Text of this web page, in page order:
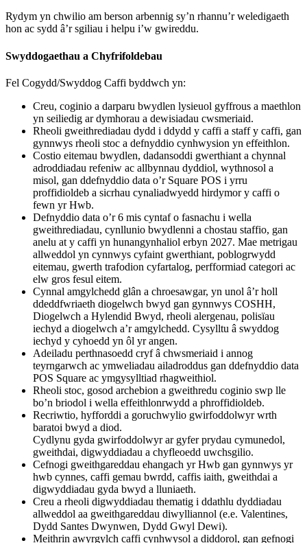
Rydym yn chwilio am berson arbennig sy’n rhannu’r weledigaeth
hon ac sydd â’r sgiliau i helpu i’w gwireddu.
Swyddogaethau a Chyfrifoldebau
Fel Cogydd/Swyddog Caffi byddwch yn:
Creu, coginio a darparu bwydlen lysieuol gyffrous a maethlon
yn seiliedig ar dymhorau a dewisiadau cwsmeriaid.
Rheoli gweithrediadau dydd i ddydd y caffi a staff y caffi, gan
gynnwys rheoli stoc a defnyddio cynhwysion yn effeithlon.
Costio eitemau bwydlen, dadansoddi gwerthiant a chynnal
adroddiadau refeniw ac allbynnau dyddiol, wythnosol a
misol, gan ddefnyddio data o’r Square POS i yrru
proffidioldeb a sicrhau cynaliadwyedd hirdymor y caffi o
fewn yr Hwb.
Defnyddio data o’r 6 mis cyntaf o fasnachu i wella
gweithrediadau, cynllunio bwydlenni a chostau staffio, gan
anelu at y caffi yn hunangynhaliol erbyn 2027. Mae metrigau
allweddol yn cynnwys cyfaint gwerthiant, poblogrwydd
eitemau, gwerth trafodion cyfartalog, perfformiad categori ac
elw gros fesul eitem.
Cynnal amgylchedd glân a chroesawgar, yn unol â’r holl
ddeddfwriaeth diogelwch bwyd gan gynnwys COSHH,
Diogelwch a Hylendid Bwyd, rheoli alergenau, polisïau
iechyd a diogelwch a’r amgylchedd. Cysylltu â swyddog
iechyd y cyhoedd yn ôl yr angen.
Adeiladu perthnasoedd cryf â chwsmeriaid i annog
teyrngarwch ac ymweliadau ailadroddus gan ddefnyddio data
POS Square ac ymgysylltiad rhagweithiol.
Rheoli stoc, gosod archebion a gweithredu coginio swp lle
bo’n briodol i wella effeithlonrwydd a phroffidioldeb.
Recriwtio, hyfforddi a goruchwylio gwirfoddolwyr wrth
baratoi bwyd a diod.
Cydlynu gyda gwirfoddolwyr ar gyfer prydau cymunedol,
gweithdai, digwyddiadau a chyfleoedd uwchsgilio.
Cefnogi gweithgareddau ehangach yr Hwb gan gynnwys yr
hwb cynnes, caffi gemau bwrdd, caffis iaith, gweithdai a
digwyddiadau gyda bwyd a lluniaeth.
Creu a rheoli digwyddiadau thematig i ddathlu dyddiadau
allweddol aa gweithgareddau diwylliannol (e.e. Valentines,
Dydd Santes Dwynwen, Dydd Gwyl Dewi).
Meithrin awyrgylch caffi cynhwysol a diddorol, gan gefnogi